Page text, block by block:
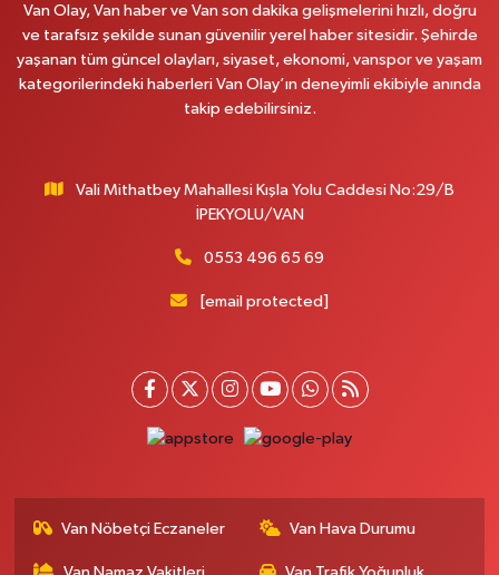
KARŞISI
Beyazıt mah.zeylan cad.no:46 A
MAHMUDİYE MAH.ATATÜRK CAD.NO:29 D
0 (432) 712 22 87 Yol Tarifi Al
Van Olay, Van haber ve Van son dakika gelişmelerini hızlı, doğru
ve tarafsız şekilde sunan güvenilir yerel haber sitesidir. Şehirde
yaşanan tüm güncel olayları, siyaset, ekonomi, vanspor ve yaşam
kategorilerindeki haberleri Van Olay’ın deneyimli ekibiyle anında
takip edebilirsiniz.
Vali Mithatbey Mahallesi Kışla Yolu Caddesi No:29/B
İPEKYOLU/VAN
0553 496 65 69
[email protected]
Van Nöbetçi Eczaneler Van Hava Durumu